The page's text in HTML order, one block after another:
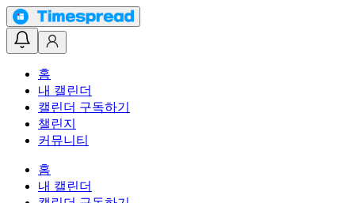
홈
내 캘린더
캘린더 구독하기
챌린지
커뮤니티
홈
내 캘린더